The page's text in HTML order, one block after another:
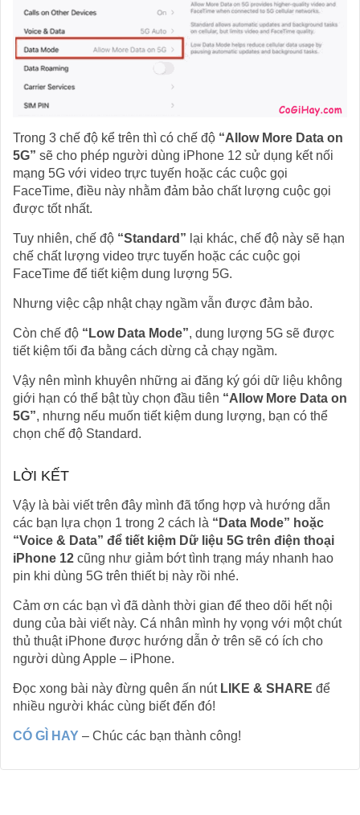
Trong 3 chế độ kể trên thì có chế độ “Allow More Data on
5G” sẽ cho phép người dùng iPhone 12 sử dụng kết nối
mạng 5G với video trực tuyến hoặc các cuộc gọi
FaceTime, điều này nhằm đảm bảo chất lượng cuộc gọi
được tốt nhất.
Tuy nhiên, chế độ “Standard” lại khác, chế độ này sẽ hạn
chế chất lượng video trực tuyến hoặc các cuộc gọi
FaceTime để tiết kiệm dung lượng 5G.
Nhưng việc cập nhật chạy ngầm vẫn được đảm bảo.
Còn chế độ “Low Data Mode”, dung lượng 5G sẽ được
tiết kiệm tối đa bằng cách dừng cả chạy ngầm.
Vậy nên mình khuyên những ai đăng ký gói dữ liệu không
giới hạn có thể bật tùy chọn đầu tiên “Allow More Data on
5G”, nhưng nếu muốn tiết kiệm dung lượng, bạn có thể
chọn chế độ Standard.
LỜI KẾT
Vậy là bài viết trên đây mình đã tổng hợp và hướng dẫn
các bạn lựa chọn 1 trong 2 cách là “Data Mode” hoặc
“Voice & Data” để tiết kiệm Dữ liệu 5G trên điện thoại
iPhone 12 cũng như giảm bớt tình trạng máy nhanh hao
pin khi dùng 5G trên thiết bị này rồi nhé.
Cảm ơn các bạn vì đã dành thời gian để theo dõi hết nội
dung của bài viết này. Cá nhân mình hy vọng với một chút
thủ thuật iPhone được hướng dẫn ở trên sẽ có ích cho
người dùng Apple – iPhone.
Đọc xong bài này đừng quên ấn nút LIKE & SHARE để
nhiều người khác cùng biết đến đó!
CÓ GÌ HAY – Chúc các bạn thành công!